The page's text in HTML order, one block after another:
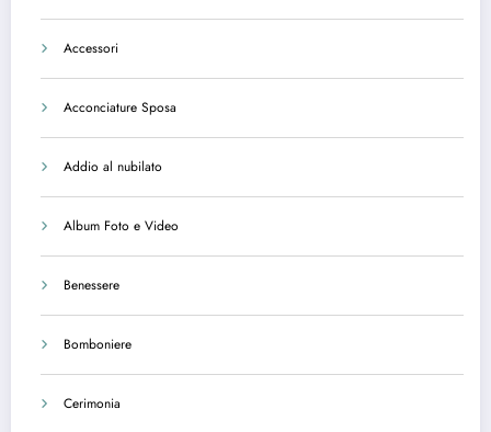
Accessori
Acconciature Sposa
Addio al nubilato
Album Foto e Video
Benessere
Bomboniere
Cerimonia